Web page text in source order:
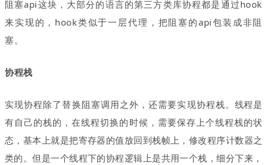
阻塞api这块，大部分的语言的第三方类库协程都是通过hook
来实现的，hook类似于一层代理，把阻塞的api包装成非阻
塞。
协程栈
实现协程除了替换阻塞调用之外，还需要实现协程栈。 线程是
有自己的栈的 ，在线程切换的时候 ， 需要保存上个线程栈的状
态 ， 基本上就是把寄存器的值放回到栈帧上 ， 修改程序计数器之
类的。但是一个线程下的协程逻辑上是共用一个栈 ，细分下来，